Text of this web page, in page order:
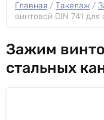
Главная / Такелаж /
винтовой DIN 741
Зажим
стальных